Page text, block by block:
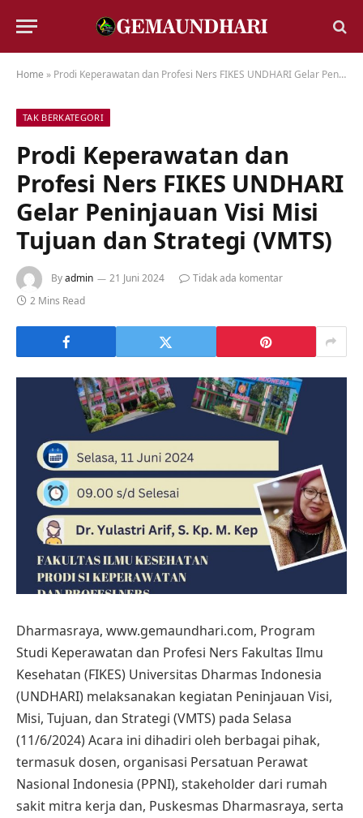
Home » Prodi Keperawatan dan Profesi Ners FIKES UNDHARI Gelar Peninjauan Visi Misi Tujuan dan Strategi (VMTS)
TAK BERKATEGORI
Prodi Keperawatan dan
Profesi Ners FIKES UNDHARI
Gelar Peninjauan Visi Misi
Tujuan dan Strategi (VMTS)
Byadmin 21 Juni 2024
Tidak ada komentar
2 Mins Read
Dharmasraya, www.gemaundhari.com, Program
Studi Keperawatan dan Profesi Ners Fakultas Ilmu
Kesehatan (FIKES) Universitas Dharmas Indonesia
(UNDHARI) melaksanakan kegiatan Peninjauan Visi,
Misi, Tujuan, dan Strategi (VMTS) pada Selasa
(11/6/2024) Acara ini dihadiri oleh berbagai pihak,
termasuk dosen, organisasi Persatuan Perawat
Nasional Indonesia (PPNI), stakeholder dari rumah
sakit mitra kerja dan, Puskesmas Dharmasraya, serta